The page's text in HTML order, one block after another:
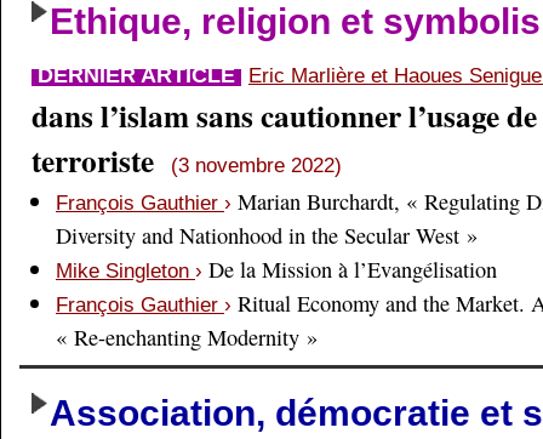
Ethique, religion et
DERNIER ARTICLE Eric Marlière et Haoues
dans l’islam sans cautionner l’usage
terroriste
(3 novembre 2022)
François Gauthier › Marian Burchardt, « Regulating
Diversity and Nationhood in the Secular West »
Mike Singleton › De la Mission à l’Evangélisation
François Gauthier › Ritual Economy and the Market.
« Re-enchanting Modernity »
Association, démocratie et